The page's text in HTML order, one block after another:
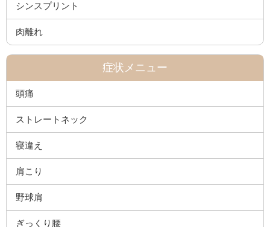
シンスプリント
肉離れ
症状メニュー
頭痛
ストレートネック
寝違え
肩こり
野球肩
ぎっくり腰